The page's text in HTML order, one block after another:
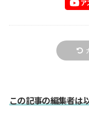
この記事の編集者は